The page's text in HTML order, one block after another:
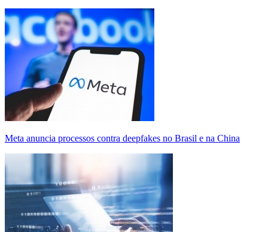
Meta anuncia processos contra deepfakes no Brasil e na China